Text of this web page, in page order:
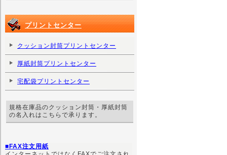
プリントセンター
クッション封筒プリントセンター
厚紙封筒プリントセンター
宅配袋プリントセンター
規格在庫品のクッション封筒・厚紙封筒
の名入れはこちらで承ります。
■FAX注文用紙